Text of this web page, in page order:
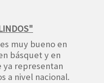
muy bueno en
básquet y en
ya representan
a nivel nacional.